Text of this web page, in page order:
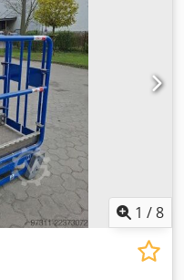
1 /8